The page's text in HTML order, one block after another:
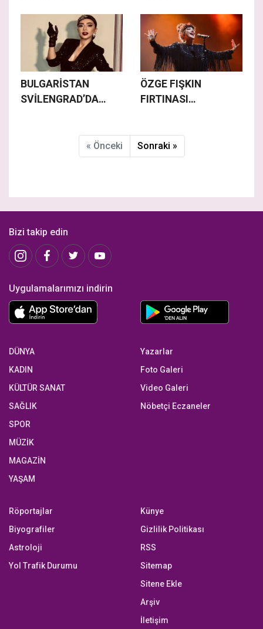
BULGARİSTAN
SVİLENGRAD’DA
ÖZGE FIŞKIN
FIRTINASI
« Önceki Sonraki »
Bizi takip edin
Uygulamalarımızı indirin
DÜNYA
KADIN
KÜLTÜR SANAT
SAĞLIK
SPOR
MÜZİK
MAGAZİN
YAŞAM
Yazarlar
Foto Galeri
Video Galeri
Nöbetçi Eczaneler
Röportajlar
Biyografiler
Astroloji
Yol Trafik Durumu
Künye
Gizlilik Politikası
RSS
Sitemap
Sitene Ekle
Arşiv
İletişim